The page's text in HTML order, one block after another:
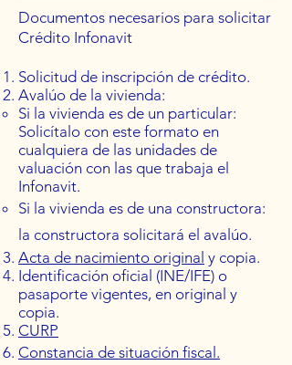
​Documentos necesarios para solicitar
Crédito Infonavit
Solicitud de inscripción de crédito.
Avalúo de la vivienda:
Si la vivienda es de un particular:
Solicítalo con este formato en
cualquiera de las unidades de
valuación con las que trabaja el
Infonavit.
Si la vivienda es de una constructora:
la constructora solicitará el avalúo.
Acta de nacimiento original y copia.
Identificación oficial (INE/IFE) o
pasaporte vigentes, en original y
copia.
CURP
Constancia de situación fiscal.